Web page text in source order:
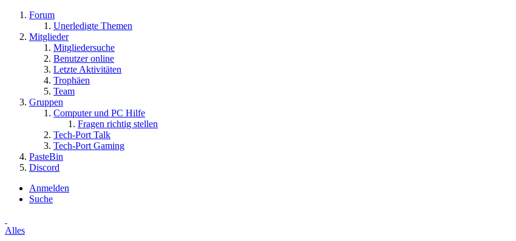
Forum
Unerledigte Themen
Mitglieder
Mitgliedersuche
Benutzer online
Letzte Aktivitäten
Trophäen
Team
Gruppen
Computer und PC Hilfe
Fragen richtig stellen
Tech-Port Talk
Tech-Port Gaming
PasteBin
Discord
Anmelden
Suche
Alles